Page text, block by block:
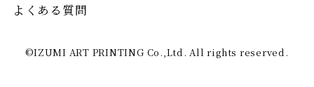
よくある質問
©IZUMI ART PRINTING Co.,Ltd. All rights reserved.